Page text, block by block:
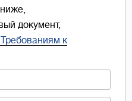
документ,
к